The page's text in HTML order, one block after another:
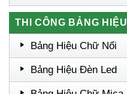
THI CÔNG BẢNG HIỆU
Bảng Hiệu Chữ Nổi
Bảng Hiệu Đèn Led